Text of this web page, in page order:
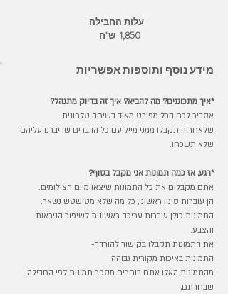
עלות החבילה
1,850 ש"ח
מידע נוסף ותוספות אפשריות
*איך מתכוננים? מה להביא? איך זה בדיוק מתנהל?
אסביר לכם הכל מפורט מאוד בשיחה טלפונית
שלאחריה תקבלו ממני מייל עם כל הדברים שדיברנו עליהם
שלא תשכחו.
*רגע, אז כמה תמונות אני מקבל בסוף?
אתם מקבלים את כל התמונות שיצאו מיום הצילומים.
הן עוברות סינון ראשוני, כל מה שלא מטושטש נשאר.
התמונות כולן עוברות עריכה ראשונית לשיפור הניראות
והצבע.
את התמונות תקבלו בקישור להורדה-
התמונות באיכות מקורית גבוהה.
מהתמונות האלו אתם בוחרים מספר תמונות לפי החבילה
שבחרתם,